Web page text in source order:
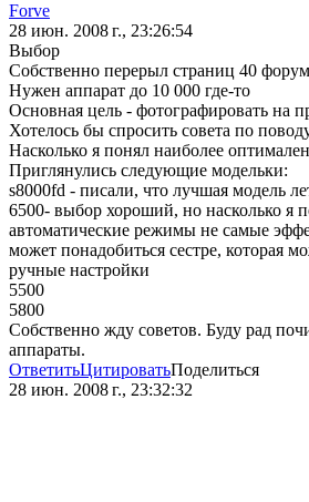
Forve
28 июн. 2008 г., 23:26:54
Выбор
Собственно перерыл страниц 40
Нужен аппарат до 10 000 где-то
Основная цель - фотографировать на
Хотелось бы спросить совета по
Насколько я понял наиболее
Приглянулись следующие модельки:
s8000fd - писали, что лучшая модель
6500- выбор хороший, но насколько я
автоматические режимы не самые
может понадобиться сестре, которая
ручные настройки
5500
5800
Собственно жду советов. Буду рад
аппараты.
ОтветитьЦитироватьПоделиться
28 июн. 2008 г., 23:32:32